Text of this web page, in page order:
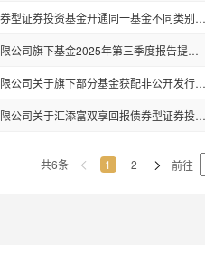
关于汇添富双享回报债券型证券投资基金开通同一基金不同类别份额转换业务的公告
汇添富基金管理股份有限公司旗下基金2025年第三季度报告提示性公告
汇添富基金管理股份有限公司关于旗下部分基金获配非公开发行股票的公告
汇添富基金管理股份有限公司关于汇添富双享回报债券型证券投资基金增设基金份额并修改法律文件的公告
共6条 1 2 前往